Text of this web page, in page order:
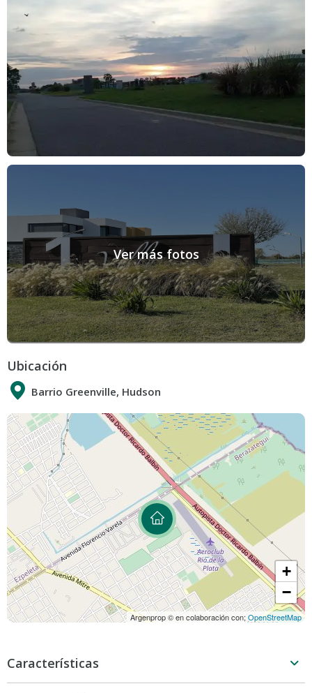
Ver más fotos
Ubicación
Barrio Greenville, Hudson
+
−
Argenprop © en colaboración con;OpenStreetMap
Características